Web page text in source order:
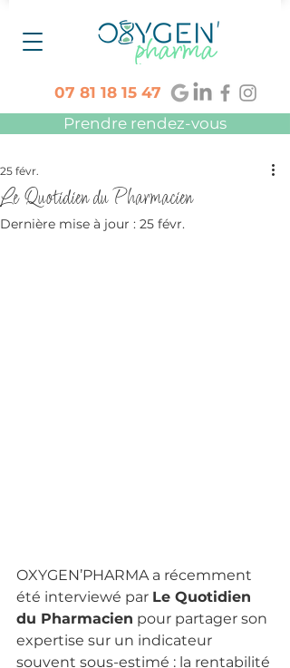
Prendre rendez-vous
07 81 18 15 47
Le Quotidien du Pharmacien
25 févr.
Dernière mise à jour : 25 févr.
OXYGEN’PHARMA a récemment
été interviewé par Le Quotidien
du Pharmacien pour partager son
expertise sur un indicateur
souvent sous-estimé : la rentabilité